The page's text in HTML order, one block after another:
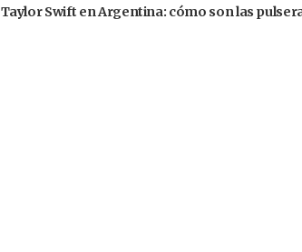
Taylor Swift en Argentina: cómo son las